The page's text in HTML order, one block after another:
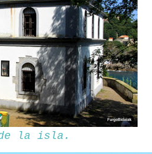
la isla.